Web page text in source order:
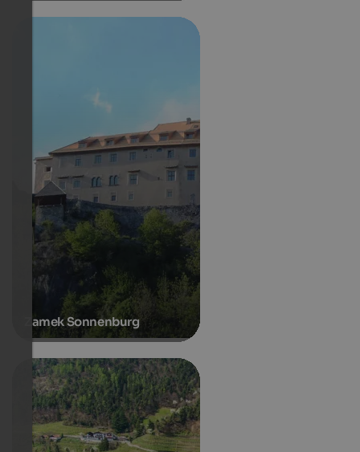
Zamek Sonnenburg